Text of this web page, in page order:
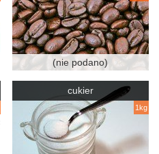
(nie podano)
cukier
1kg